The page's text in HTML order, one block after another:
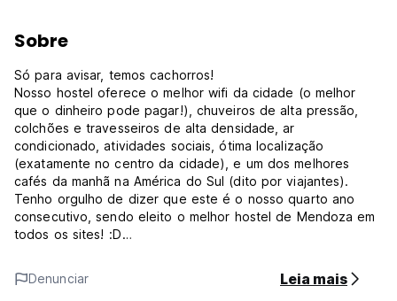
Sobre
Só para avisar, temos cachorros!
Nosso hostel oferece o melhor wifi da cidade (o melhor
que o dinheiro pode pagar!), chuveiros de alta pressão,
colchões e travesseiros de alta densidade, ar
condicionado, atividades sociais, ótima localização
(exatamente no centro da cidade), e um dos melhores
cafés da manhã na América do Sul (dito por viajantes).
Tenho orgulho de dizer que este é o nosso quarto ano
consecutivo, sendo eleito o melhor hostel de Mendoza em
todos os sites! :D
Somos um pequeno hostel para mochileiros, localizado a 3
quadras da rodoviária e a 3 quadras da avenida principal e
Denunciar Leia mais